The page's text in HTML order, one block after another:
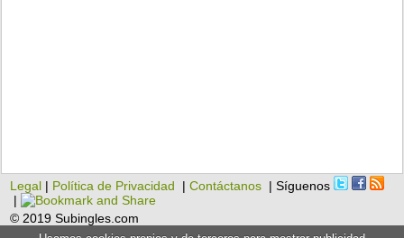
Legal | Política de Privacidad |Contáctanos | Síguenos
|
© 2019 Subingles.com